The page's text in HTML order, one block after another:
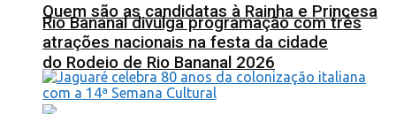
Quem são as candidatas à Rainha e Princesa
do Rodeio de Rio Bananal 2026
Rio Bananal divulga programação com três
atrações nacionais na festa da cidade